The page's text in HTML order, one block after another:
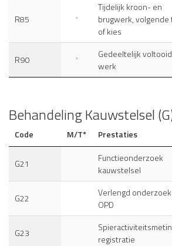
R85 *
Tijdelijk kroon- en
brugwerk, volgende
of kies
R90 *
Gedeeltelijk voltooid
werk
Behandeling Kauwstelsel
Code M/T* Prestaties
G21
Functieonderzoek
kauwstelsel
G22
Verlengd onderzoek
OPD
G23
registratie